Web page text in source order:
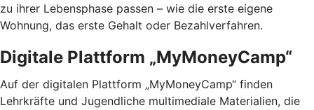
zu ihrer Lebensphase passen – wie die erste eigene
Wohnung, das erste Gehalt oder Bezahlverfahren.
Digitale Plattform „MyMoneyCamp“
Auf der digitalen Plattform „MyMoneyCamp“ finden
Lehrkräfte und Jugendliche multimediale Materialien, die